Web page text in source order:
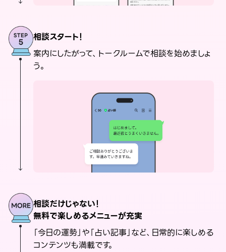
相談スタート！
案内にしたがって、トークルームで相談を始めましょ
う。
相談だけじゃない！
無料で楽しめるメニューが充実
「今日の運勢」や「占い記事」など、日常的に楽しめる
コンテンツも満載です。